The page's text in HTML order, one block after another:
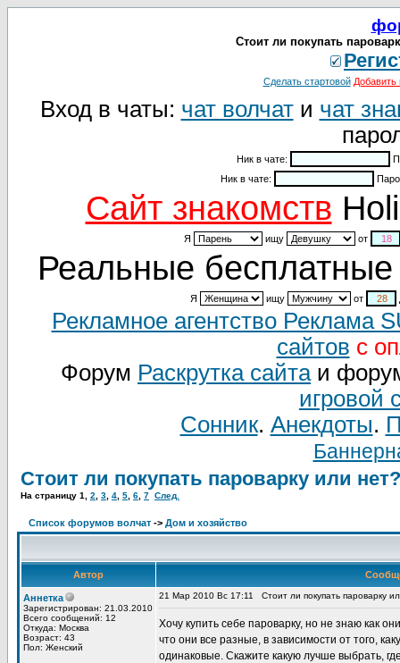
Стоит ли покупать
Сделать стартовой Добавить
Вход в чаты: чат волчати чат
Ник в чате:
Ник в чате:
Cайт знакомств
Я ищу от
Реальные бесплатные
Я ищу от
Рекламное агентство Реклама
сайтов с
Форум Раскрутка сайтаи
игровой
Сонник. Анекдоты.
Стоит ли покупать пароварку или нет?
На страницу 1 2 3 4 5 6 7 След.
Список форумов волчат -> Дом и хозяйство
Автор
Аннетка
Зарегистрирован: 21.03.2010
Всего сообщений: 12
Откуда: Москва
Возраст: 43
Пол: Женский
21 Мар 2010 Вс 17:11 Стоит ли покупать пароварку
Хочу купить себе пароварку, но не знаю как
что они все разные, в зависимости от того,
одинаковые. Скажите какую лучше выбрать,